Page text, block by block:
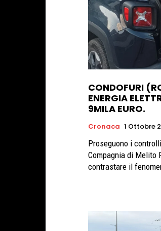
CONDOFURI
ENERGIA
9MILA EURO.
Cronaca 1 Ottobre
Proseguono i controlli dei carabinieri della
Compagnia di Melito
contrastare il